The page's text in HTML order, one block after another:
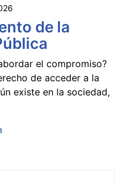
de la
el compromiso?
de acceder a la
existe en la sociedad,